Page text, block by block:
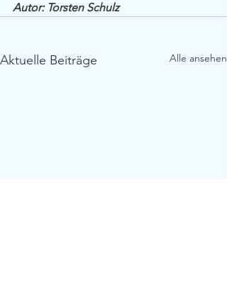
Autor: Torsten Schulz
Aktuelle Beiträge Alle ansehen